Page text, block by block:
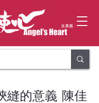
縫的意義 陳佳